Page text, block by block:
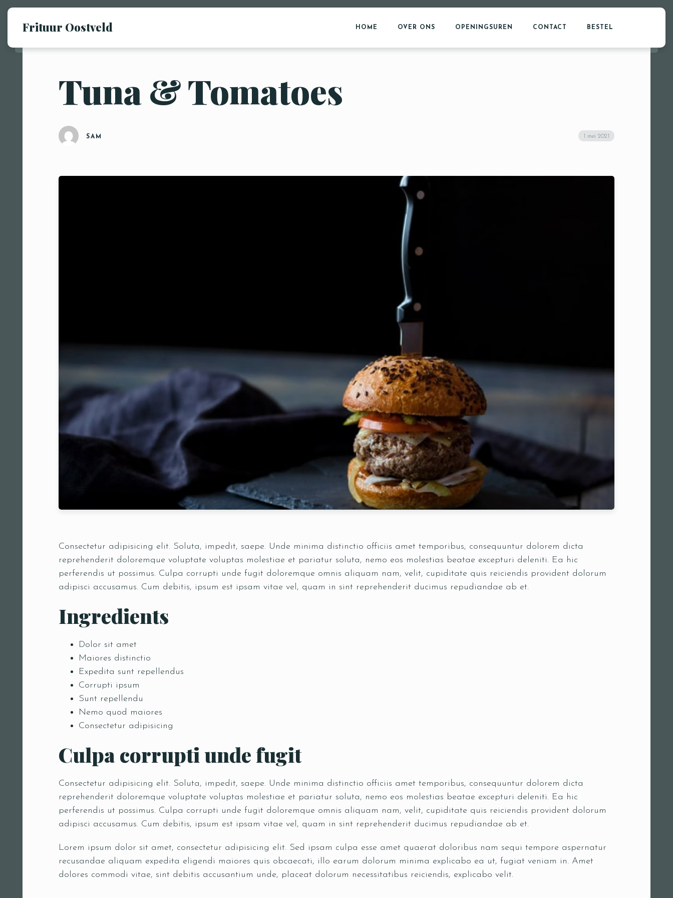
Frituur Oostveld HOME OVER ONS OPENINGSUREN CONTACT BESTEL
Tuna & Tomatoes
SAM 1 mei 2021
Consectetur adipisicing elit. Soluta, impedit, saepe. Unde minima distinctio officiis amet temporibus, consequuntur dolorem dicta
reprehenderit doloremque voluptate voluptas molestiae et pariatur soluta, nemo eos molestias beatae excepturi deleniti. Ea hic
perferendis ut possimus. Culpa corrupti unde fugit doloremque omnis aliquam nam, velit, cupiditate quis reiciendis provident dolorum
adipisci accusamus. Cum debitis, ipsum est ipsam vitae vel, quam in sint reprehenderit ducimus repudiandae ab et.
Ingredients
Dolor sit amet
Maiores distinctio
Expedita sunt repellendus
Corrupti ipsum
Sunt repellendu
Nemo quod maiores
Consectetur adipisicing
Culpa corrupti unde fugit
Consectetur adipisicing elit. Soluta, impedit, saepe. Unde minima distinctio officiis amet temporibus, consequuntur dolorem dicta
reprehenderit doloremque voluptate voluptas molestiae et pariatur soluta, nemo eos molestias beatae excepturi deleniti. Ea hic
perferendis ut possimus. Culpa corrupti unde fugit doloremque omnis aliquam nam, velit, cupiditate quis reiciendis provident dolorum
adipisci accusamus. Cum debitis, ipsum est ipsam vitae vel, quam in sint reprehenderit ducimus repudiandae ab et.
Lorem ipsum dolor sit amet, consectetur adipisicing elit. Sed ipsam culpa esse amet quaerat doloribus nam sequi tempore aspernatur
recusandae aliquam expedita eligendi maiores quis obcaecati, illo earum dolorum minima explicabo ea ut, fugiat veniam in. Amet
dolores commodi vitae, sint debitis accusantium unde, placeat dolorum necessitatibus reiciendis, explicabo velit.
RESERVE A TABLE